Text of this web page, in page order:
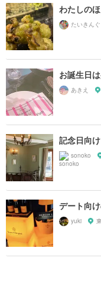
わたしの
たいきんぐ
お誕生日
あきえ
記念日向
sonoko
デート向
yuki